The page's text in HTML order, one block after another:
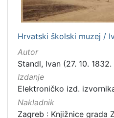
Hrvatski školski muzej /
Autor
Standl, Ivan (27. 10. 1832.
Izdanje
Elektroničko izd.
Nakladnik
Zagreb : Knjižnice grada